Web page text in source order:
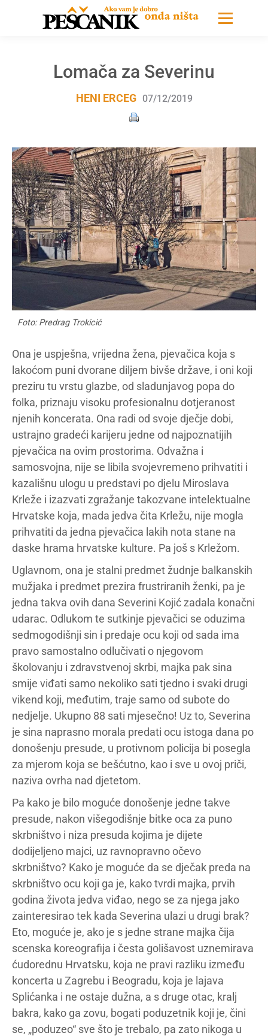
Lomača za Severinu
HENI ERCEG 07/12/2019
Foto: Predrag Trokicić
Ona je uspješna, vrijedna žena, pjevačica koja s
lakoćom puni dvorane diljem bivše države, i oni koji
preziru tu vrstu glazbe, od sladunjavog popa do
folka, priznaju visoku profesionalnu dotjeranost
njenih koncerata. Ona radi od svoje dječje dobi,
ustrajno gradeći karijeru jedne od najpoznatijih
pjevačica na ovim prostorima. Odvažna i
samosvojna, nije se libila svojevremeno prihvatiti i
kazališnu ulogu u predstavi po djelu Miroslava
Krleže i izazvati zgražanje takozvane intelektualne
Hrvatske koja, mada jedva čita Krležu, nije mogla
prihvatiti da jedna pjevačica lakih nota stane na
daske hrama hrvatske kulture. Pa još s Krležom.
Uglavnom, ona je stalni predmet žudnje balkanskih
mužjaka i predmet prezira frustriranih ženki, pa je
jedna takva ovih dana Severini Kojić zadala konačni
udarac. Odlukom te sutkinje pjevačici se oduzima
sedmogodišnji sin i predaje ocu koji od sada ima
pravo samostalno odlučivati o njegovom
školovanju i zdravstvenoj skrbi, majka pak sina
smije viđati samo nekoliko sati tjedno i svaki drugi
vikend koji, međutim, traje samo od subote do
nedjelje. Ukupno 88 sati mjesečno! Uz to, Severina
je sina naprasno morala predati ocu istoga dana po
donošenju presude, u protivnom policija bi posegla
za mjerom koja se bešćutno, kao i sve u ovoj priči,
naziva ovrha nad djetetom.
Pa kako je bilo moguće donošenje jedne takve
presude, nakon višegodišnje bitke oca za puno
skrbništvo i niza presuda kojima je dijete
dodijeljeno majci, uz ravnopravno očevo
skrbništvo? Kako je moguće da se dječak preda na
skrbništvo ocu koji ga je, kako tvrdi majka, prvih
godina života jedva viđao, nego se za njega jako
zainteresirao tek kada Severina ulazi u drugi brak?
Eto, moguće je, ako je s jedne strane majka čija
scenska koreografija i česta golišavost uznemirava
ćudorednu Hrvatsku, koja ne pravi razliku između
koncerta u Zagrebu i Beogradu, koja je lajava
Splićanka i ne ostaje dužna, a s druge otac, kralj
bakra, kako ga zovu, bogati poduzetnik koji je, čini
se, „poduzeo“ sve što je trebalo, pa zato nikoga u